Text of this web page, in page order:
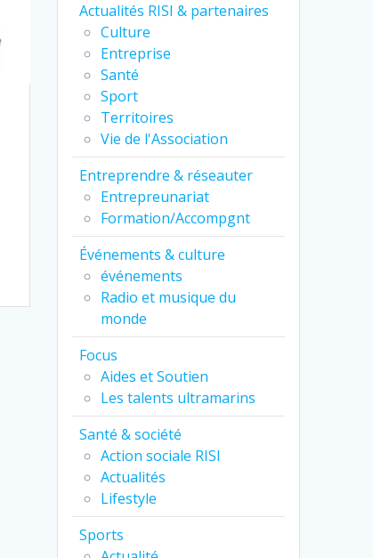
Actualités RISI & partenaires
Culture
Entreprise
Santé
Sport
Territoires
Vie de l'Association
Entreprendre & réseauter
Entrepreunariat
Formation/Accompgnt
Événements & culture
événements
Radio et musique du
monde
Focus
Aides et Soutien
Les talents ultramarins
Santé & société
Action sociale RISI
Actualités
Lifestyle
Sports